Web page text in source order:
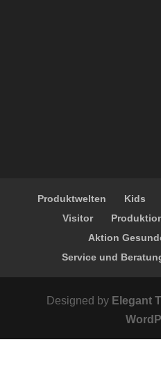
Produktwelten Kids
Visitor
Aktion
Service und
Designed by Elegant